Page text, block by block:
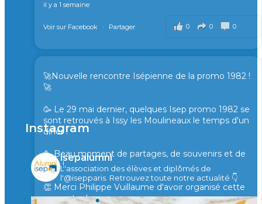
il y a 1 semaine
0 0 0
Voir sur Facebook · Partager
🚀Nouvelle rencontre Isépienne de la promo 1982 !
🚀
🥳 Le 29 mai dernier, quelques Isep promo 1982 se
sont retrouvés à Issy les Moulineaux le temps d'un
diner !
🥳 Beau moment de partages, de souvenirs et de
rires !
👏 Merci Philippe Vuillaume d'avoir organisé cette
rencontre !
Instagram
isepalumni
L'association des élèves et diplômés de
l'@isepparis. Retrouvez toute notre actualité 👇